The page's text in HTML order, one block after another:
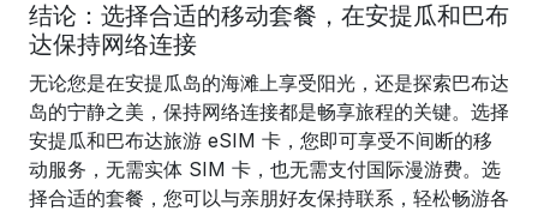
结论：选择合适的移动套餐，在安提瓜和巴布
达保持网络连接
无论您是在安提瓜岛的海滩上享受阳光，还是探索巴布达
岛的宁静之美，保持网络连接都是畅享旅程的关键。选择
安提瓜和巴布达旅游 eSIM 卡，您即可享受不间断的移
动服务，无需实体 SIM 卡，也无需支付国际漫游费。选
择合适的套餐，您可以与亲朋好友保持联系，轻松畅游各